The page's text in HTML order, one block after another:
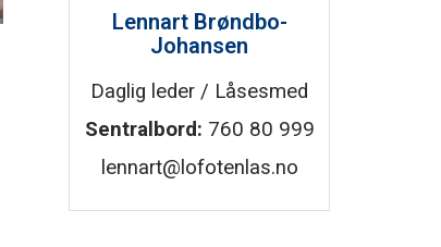
Lennart Brøndbo-
Johansen
Daglig leder / Låsesmed
Sentralbord: 760 80 999
lennart@lofotenlas.no